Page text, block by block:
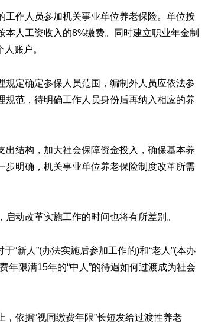
作人员参加机关事业单位养老保险。单位按
人工资收入的8%缴费。同时建立职业年金制
账户。
定确定参保人员范围，编制外人员应依法参
范，待明确工作人员身份后再纳入相应的养
结构，加大社会保障资金投入，确保基本养
明确，机关事业单位养老保险制度改革所需
动改革实施工作的时间也将有所差别。
“新人”(办法实施后参加工作的)和“老人”(本办
限满15年的“中人”的待遇如何过渡成为社会
依据“视同缴费年限”长短发给过渡性养老